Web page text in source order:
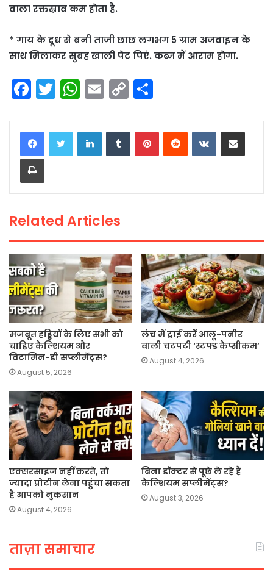
वाला रक्तस्राव कम होता है.
* गाय के दूध से बनी ताजी छाछ लगभग 5 ग्राम अजवाइन के
साथ मिलाकर सुबह खाली पेट पिएं. कब्ज में आराम होगा.
F
a
c
e
b
o
k
T
w
itt
er
W
h
a
ts
p
E
m
ai
C
o
p
n
ar
LinkedInTumblrPinterestReddit VKontakteShare via Email
Print
Related Articles
मजबूत हड्डियों के लिए सभी को
चाहिए कैल्शियम और
विटामिन-डी सप्लीमेंट्स?
August 5, 2026
लंच में ट्राई करें आलू-पनीर
वाली चटपटी ‘स्टफ्ड कैप्सीकम’
August 4, 2026
एक्सरसाइज नहीं करते, तो
ज्यादा प्रोटीन लेना पहुंचा सकता
है आपको नुकसान
August 4, 2026
बिना डॉक्टर से पूछे ले रहे हैं
कैल्शियम सप्लीमेंट्स?
August 3, 2026
ताज़ा समाचार